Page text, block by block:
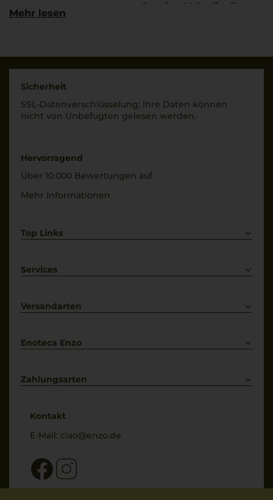
Lugana
Qualitätsstufe
Denominazione Di
Rebsorten
Trinktemperatur
8 °C
Alkoholgehalt
Cantina Valpolicella
Italien
trocken
Mehr lesen
Sicherheit
SSL-Daten­verschlüs­selung: Ihre Daten können
nicht von Unbe­fugten gelesen werden.
Hervorragend
Über 10.000 Bewertungen auf
Mehr Informationen
Top Links
Weißwein
Services
Kontakt
Versandarten
Enoteca Enzo
Bewertungs-Richtlinien
Zahlungsarten
Kontakt
E-Mail: ciao@enzo.de